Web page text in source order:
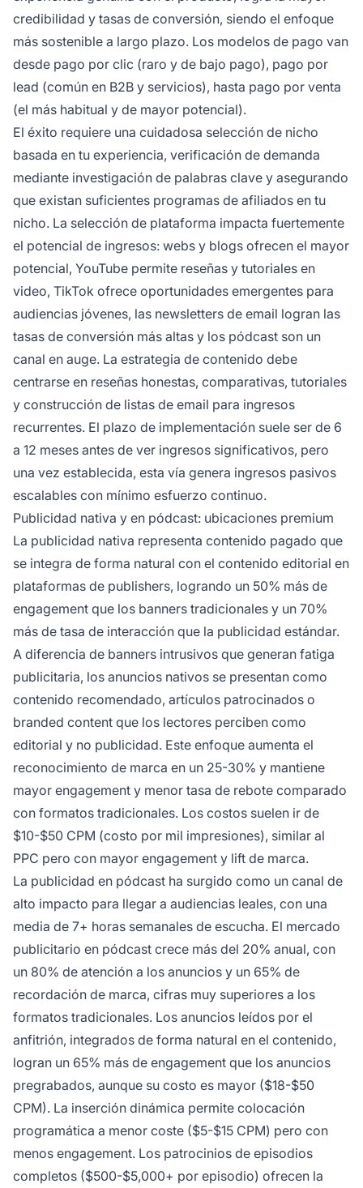
credibilidad y tasas de conversión, siendo el enfoque
más sostenible a largo plazo. Los modelos de pago van
desde pago por clic (raro y de bajo pago), pago por
lead (común en B2B y servicios), hasta pago por venta
(el más habitual y de mayor potencial).
El éxito requiere una cuidadosa selección de nicho
basada en tu experiencia, verificación de demanda
mediante investigación de palabras clave y asegurando
que existan suficientes programas de afiliados en tu
nicho. La selección de plataforma impacta fuertemente
el potencial de ingresos: webs y blogs ofrecen el mayor
potencial, YouTube permite reseñas y tutoriales en
video, TikTok ofrece oportunidades emergentes para
audiencias jóvenes, las newsletters de email logran las
tasas de conversión más altas y los pódcast son un
canal en auge. La estrategia de contenido debe
centrarse en reseñas honestas, comparativas, tutoriales
y construcción de listas de email para ingresos
recurrentes. El plazo de implementación suele ser de 6
a 12 meses antes de ver ingresos significativos, pero
una vez establecida, esta vía genera ingresos pasivos
escalables con mínimo esfuerzo continuo.
Publicidad nativa y en pódcast: ubicaciones premium
La publicidad nativa representa contenido pagado que
se integra de forma natural con el contenido editorial en
plataformas de publishers, logrando un 50% más de
engagement que los banners tradicionales y un 70%
más de tasa de interacción que la publicidad estándar.
A diferencia de banners intrusivos que generan fatiga
publicitaria, los anuncios nativos se presentan como
contenido recomendado, artículos patrocinados o
branded content que los lectores perciben como
editorial y no publicidad. Este enfoque aumenta el
reconocimiento de marca en un 25-30% y mantiene
mayor engagement y menor tasa de rebote comparado
con formatos tradicionales. Los costos suelen ir de
$10-$50 CPM (costo por mil impresiones), similar al
PPC pero con mayor engagement y lift de marca.
La publicidad en pódcast ha surgido como un canal de
alto impacto para llegar a audiencias leales, con una
media de 7+ horas semanales de escucha. El mercado
publicitario en pódcast crece más del 20% anual, con
un 80% de atención a los anuncios y un 65% de
recordación de marca, cifras muy superiores a los
formatos tradicionales. Los anuncios leídos por el
anfitrión, integrados de forma natural en el contenido,
logran un 65% más de engagement que los anuncios
pregrabados, aunque su costo es mayor ($18-$50
CPM). La inserción dinámica permite colocación
programática a menor coste ($5-$15 CPM) pero con
menos engagement. Los patrocinios de episodios
completos ($500-$5,000+ por episodio) ofrecen la